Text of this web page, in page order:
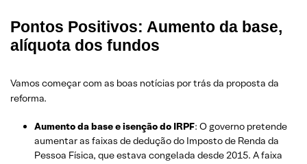
Pontos Positivos: Aumento da base,
alíquota dos fundos
Vamos começar com as boas notícias por trás da proposta da
reforma.
Aumento da base e isenção do IRPF: O governo pretende
aumentar as faixas de dedução do Imposto de Renda da
Pessoa Física, que estava congelada desde 2015. A faixa